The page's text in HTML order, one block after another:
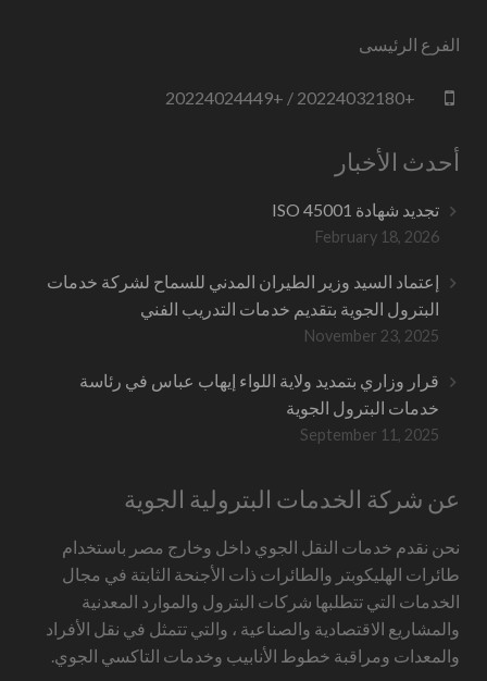
الفرع الرئيسى
+20224032180 / +20224024449
أحدث الأخبار
تجديد شهادة ISO 45001
February 18, 2026
إعتماد السيد وزير الطيران المدني للسماح لشركة خدمات
البترول الجوية بتقديم خدمات التدريب الفني
November 23, 2025
قرار وزاري بتمديد ولاية اللواء إيهاب عباس في رئاسة
خدمات البترول الجوية
September 11, 2025
عن شركة الخدمات البترولية الجوية
نحن نقدم خدمات النقل الجوي داخل وخارج مصر باستخدام
طائرات الهليكوبتر والطائرات ذات الأجنحة الثابتة في مجال
الخدمات التي تتطلبها شركات البترول والموارد المعدنية
والمشاريع الاقتصادية والصناعية ، والتي تتمثل في نقل الأفراد
والمعدات ومراقبة خطوط الأنابيب وخدمات التاكسي الجوي.